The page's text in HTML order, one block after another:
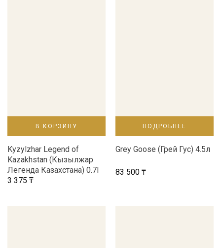
В КОРЗИНУ
Kyzylzhar Legend of
Kazakhstan (Кызылжар
Легенда Казахстана) 0.7l
3 375 ₸
ПОДРОБНЕЕ
Grey Goose (Грей Гус) 4.5л
83 500 ₸